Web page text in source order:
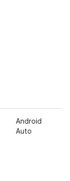
Android
Auto